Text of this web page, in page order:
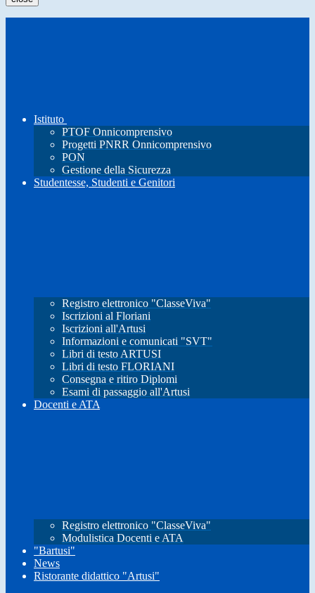
Istituto
PTOF Onnicomprensivo
Progetti PNRR Onnicomprensivo
PON
Gestione della Sicurezza
Studentesse, Studenti e Genitori
Registro elettronico "ClasseViva"
Iscrizioni al Floriani
Iscrizioni all'Artusi
Informazioni e comunicati "SVT"
Libri di testo ARTUSI
Libri di testo FLORIANI
Consegna e ritiro Diplomi
Esami di passaggio all'Artusi
Docenti e ATA
Registro elettronico "ClasseViva"
Modulistica Docenti e ATA
"Bartusi"
News
Ristorante didattico "Artusi"